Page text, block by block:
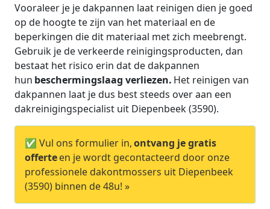
Vooraleer je je dakpannen laat reinigen dien je goed
op de hoogte te zijn van het materiaal en de
beperkingen die dit materiaal met zich meebrengt.
Gebruik je de verkeerde reinigingsproducten, dan
bestaat het risico erin dat de dakpannen
hun beschermingslaag verliezen. Het reinigen van
dakpannen laat je dus best steeds over aan een
dakreinigingspecialist uit Diepenbeek (3590).
✅ Vul ons formulier in,ontvang je gratis
offerteen je wordt gecontacteerd door onze
professionele dakontmossers uit Diepenbeek
(3590) binnen de 48u! »